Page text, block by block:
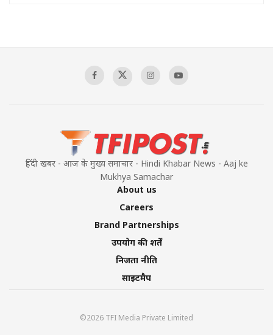
हिंदी खबर - आज के मुख्य समाचार - Hindi Khabar News - Aaj ke
Mukhya Samachar
About us
Careers
Brand Partnerships
उपयोग की शर्तें
निजता नीति
साइटमैप
©2026 TFI Media Private Limited